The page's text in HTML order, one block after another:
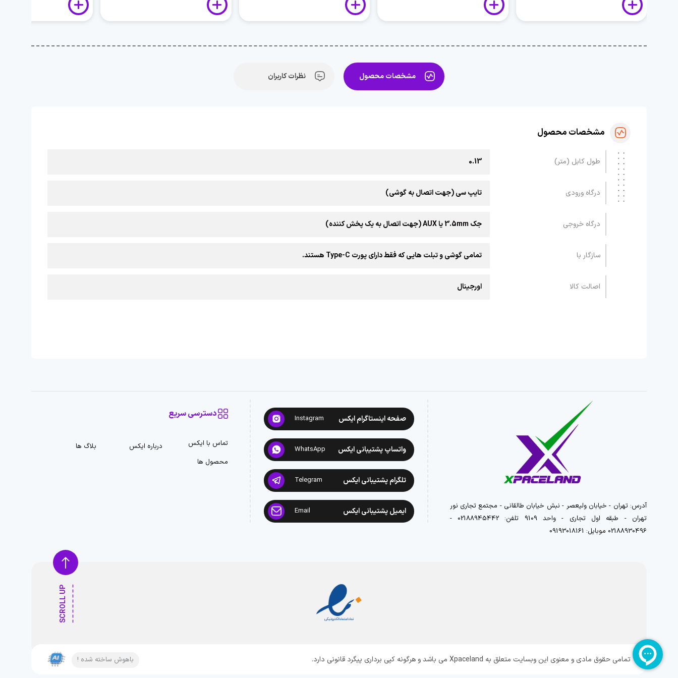
مشخصات محصول نظرات کاربران
مشخصات محصول
طول کابل (متر) 0.13
درگاه ورودی تایپ سی (جهت اتصال به گوشی)
درگاه خروجی جک 3.5mm یا AUX (جهت اتصال به یک پخش کننده)
سازگار با تمامی گوشی و تبلت هایی که فقط دارای پورت Type-C هستند.
اصالت کالا اورجینال
آدرس: تهران - خیابان ولیعصر - نبش خیابان طالقانی - مجتمع تجاری نور
تهران - طبقه اول تجاری - واحد 9109 تلفن: 02188945442 -
02188930496 موبایل: 09193018161
صفحه اینستاگرام ایکس Instagram
واتساپ پشتیبانی ایکس WhatsApp
تلگرام پشتیبانی ایکس Telegram
ایمیل پشتیبانی ایکس Email
دسترسی سریع
تماس با ایکس درباره ایکس
بلاگ ها
محصول ها
SCROLL UP
تمامی حقوق مادی و معنوی این وبسایت متعلق به Xpaceland می باشد و هرگونه کپی برداری پیگرد قانونی دارد. باهوش ساخته شده !